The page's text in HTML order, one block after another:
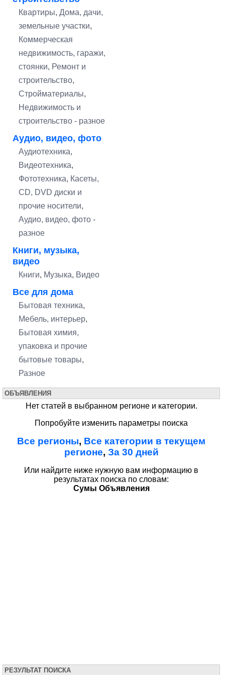
Квартиры, Дома, дачи,
земельные участки,
Коммерческая
недвижимость, гаражи,
стоянки, Ремонт и
строительство,
Стройматериалы,
Недвижимость и
строительство - разное
Аудио, видео, фото
Аудиотехника,
Видеотехника,
Фототехника, Касеты,
CD, DVD диски и
прочие носители,
Аудио, видео, фото -
разное
Книги, музыка,
видео
Книги, Музыка, Видео
Все для дома
Бытовая техника,
Мебель, интерьер,
Бытовая химия,
упаковка и прочие
бытовые товары,
Разное
ОБЪЯВЛЕНИЯ
Нет статей в выбранном регионе и категории.
Попробуйте изменить параметры поиска
Все регионы, Все категории в текущем
регионе, За 30 дней
Или найдите ниже нужную вам информацию в
результатах поиска по словам:
Сумы Объявления
РЕЗУЛЬТАТ ПОИСКА